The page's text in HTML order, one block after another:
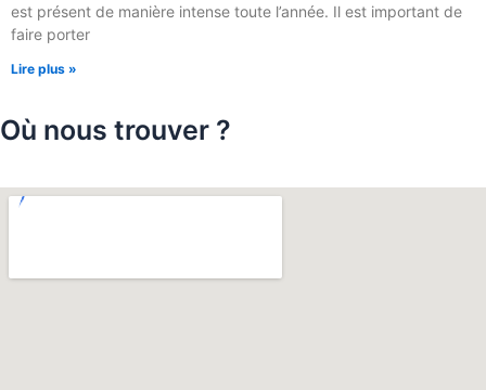
est présent de manière intense toute l’année. Il est important de
faire porter
Lire plus »
Où nous trouver ?